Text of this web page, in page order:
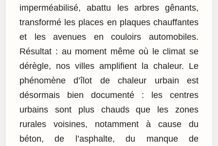
imperméabilisé, abattu les arbres gênants,
transformé les places en plaques chauffantes
et les avenues en couloirs automobiles.
Résultat : au moment même où le climat se
dérègle, nos villes amplifient la chaleur. Le
phénomène d’îlot de chaleur urbain est
désormais bien documenté : les centres
urbains sont plus chauds que les zones
rurales voisines, notamment à cause du
béton, de l’asphalte, du manque de